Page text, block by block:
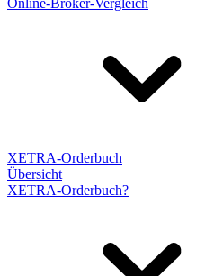
Online-Broker-Vergleich
XETRA-Orderbuch
Übersicht
XETRA-Orderbuch?